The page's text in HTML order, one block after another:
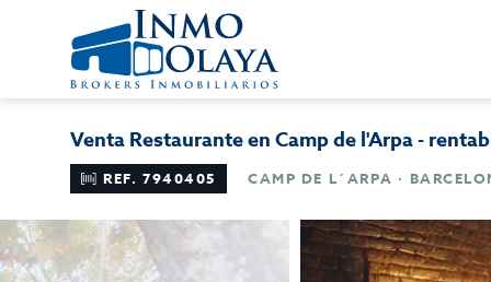
Venta Restaurante en Camp de l'Arpa -
REF. 7940405 CAMP DE L´ARPA ·